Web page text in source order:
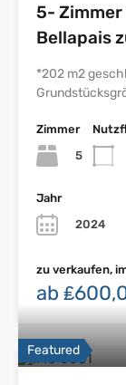
5-
Bellapais
*202 m2
Zimmer
5
Jahr
2024
zu verkaufen,
ab
Featured